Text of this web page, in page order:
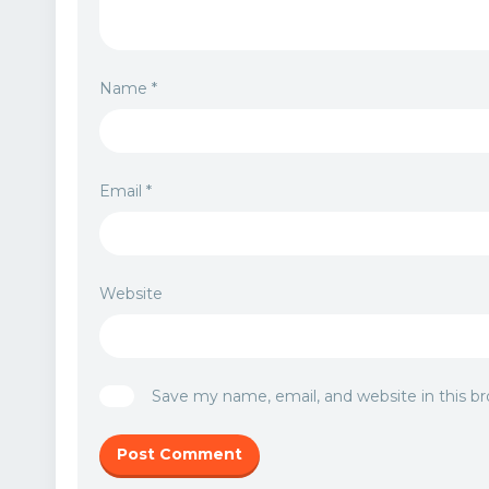
Name *
Email *
Website
Save my name, email, and website in this